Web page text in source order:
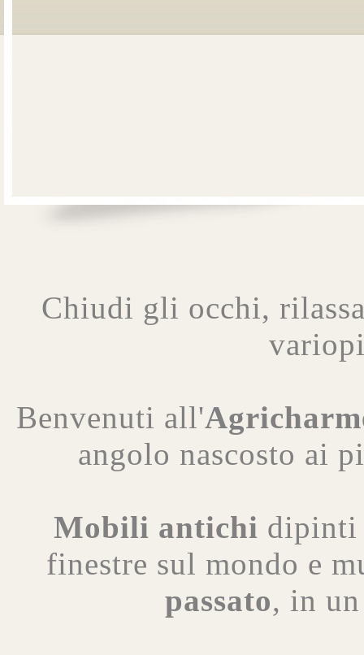
Chiudi gli occhi,
Benvenuti all'
angolo nascosto ai
Mobili antichi
finestre sul mondo e
passato, in